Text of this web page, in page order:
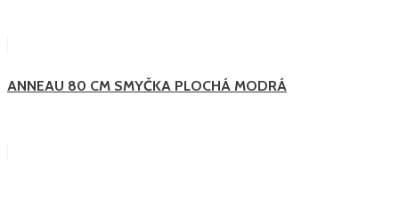
ANNEAU 80 CM SMYČKA PLOCHÁ MODRÁ